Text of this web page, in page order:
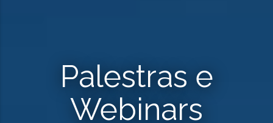
Palestras e
Webinars